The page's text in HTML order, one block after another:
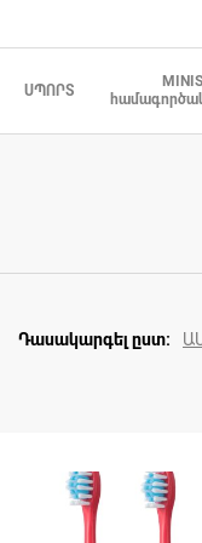
ՍՊՈՐՏ